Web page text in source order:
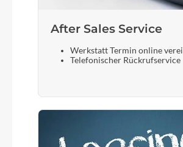
After Sales Service
Werkstatt Termin online
Telefonischer Rückrufservice